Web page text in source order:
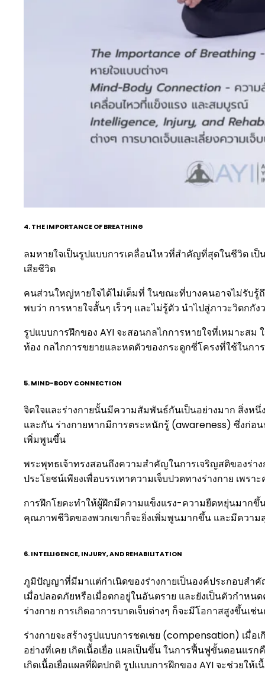
4. THE IMPORTANCE OF BREATHING
ลมหายใจเป็นรูปแบบการเคลื่อนไหวที่สำคัญที่สุดในชีวิต เ
เสียชีวิต
คนส่วนใหญ่หายใจได้ไม่เต็มที่ ในขณะที่บางคนอาจไม่รับรู้
พบว่า การหายใจสั้นๆ เร็วๆ และไม่รู้ตัว นำไปสู่ภาวะวิตก
รูปแบบการฝึกของ AYI จะสอนกลไกการหายใจที่เหมาะสม
ท้อง กลไกการขยายและหดตัวของกระดูกซี่โครงที่ใช้ในก
5. MIND-BODY CONNECTION
จิตใจและร่างกายนั้นมีความสัมพันธ์กันเป็นอย่างมาก สิ่งห
และกัน ร่างกายหากมีการตระหนักรู้ (awareness) ซึ่งก่อ
เพิ่มพูนขึ้น
พระพุทธเจ้าทรงสอนถึงความสำคัญในการเจริญสติของร่า
ประโยชน์เพียงเพื่อบรรเทาความเจ็บปวดทางร่างกาย เพ
การฝึกโยคะทำให้ผู้ฝึกมีความแข็งแรง-ความยืดหยุ่นมากขึ้
คุณภาพชีวิตของพวกเขาก็จะยิ่งเพิ่มพูนมากขึ้น และมีควา
6. INTELLIGENCE, INJURY, AND REHABILITATION
ภูมิปัญญาที่มีมาแต่กำเนิดของร่างกายเป็นองค์ประกอบสำ
เมื่อปลอดภัยหรือเมื่อตกอยู่ในอันตราย และยังเป็นตัวกำห
ร่างกาย การเกิดอาการบาดเจ็บต่างๆ ก็จะมีโอกาสสูงขึ้นเช่
ร่างกายจะสร้างรูปแบบการชดเชย (compensation) เมื่อ
อย่างที่เคย เกิดเนื้อเยื่อ แผลเป็นขึ้น ในการฟื้นฟูขั้นตอนแ
เกิดเนื้อเยื่อแผลที่ผิดปกติ รูปแบบการฝึกของ AYI จะช่วยใ